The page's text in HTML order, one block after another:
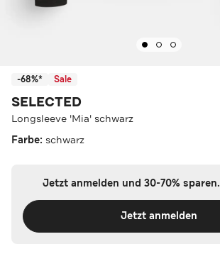
-68%* Sale
SELECTED
Longsleeve 'Mia' schwarz
Farbe: schwarz
Jetzt anmelden und 30-70% sparen.
Jetzt anmelden